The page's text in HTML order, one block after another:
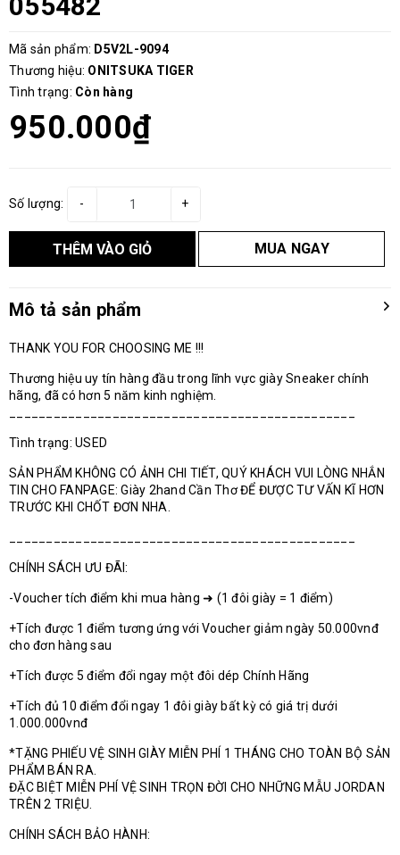
Mã sản phẩm: D5V2L-9094
Thương hiệu: ONITSUKA TIGER
Tình trạng: Còn hàng
950.000₫
Số lượng: +
-
THÊM VÀO GIỎ MUA NGAY
Mô tả sản phẩm
THANK YOU FOR CHOOSING ME !!!
Thương hiệu uy tín hàng đầu trong lĩnh vực giày Sneaker chính
hãng, đã có hơn 5 năm kinh nghiệm.
Tình trạng: USED
SẢN PHẨM KHÔNG CÓ ẢNH CHI TIẾT, QUÝ KHÁCH VUI LÒNG NHẮN
TIN CHO FANPAGE: Giày 2hand Cần Thơ ĐỂ ĐƯỢC TƯ VẤN KĨ HƠN
TRƯỚC KHI CHỐT ĐƠN NHA.
CHÍNH SÁCH ƯU ĐÃI:
-Voucher tích điểm khi mua hàng ➜ (1 đôi giày = 1 điểm)
+Tích được 1 điểm tương ứng với Voucher giảm ngày 50.000vnđ
cho đơn hàng sau
+Tích được 5 điểm đổi ngay một đôi dép Chính Hãng
+Tích đủ 10 điểm đổi ngay 1 đôi giày bất kỳ có giá trị dưới
1.000.000vnđ
*TẶNG PHIẾU VỆ SINH GIÀY MIỄN PHÍ 1 THÁNG CHO TOÀN BỘ SẢN
PHẨM BÁN RA.
ĐẶC BIỆT MIỄN PHÍ VỆ SINH TRỌN ĐỜI CHO NHỮNG MẪU JORDAN
TRÊN 2 TRIỆU.
CHÍNH SÁCH BẢO HÀNH: